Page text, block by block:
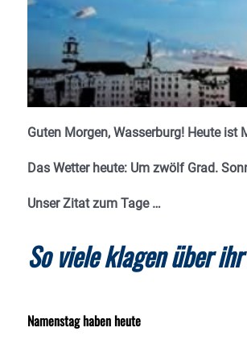
Guten Morgen, Wasserburg! Heute ist
Das Wetter heute: Um zwölf Grad.
Unser Zitat zum Tage …
So viele klagen über
Namenstag haben heute